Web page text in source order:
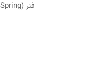
فنر (Spring) — کنترل کننده فشار